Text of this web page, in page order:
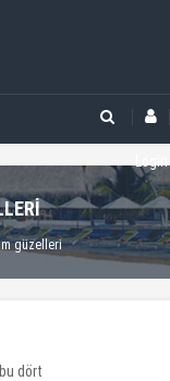
güzelleri
dört